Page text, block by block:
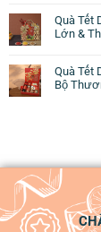
Quà Tết
Lớn &
Quà Tết
Bộ